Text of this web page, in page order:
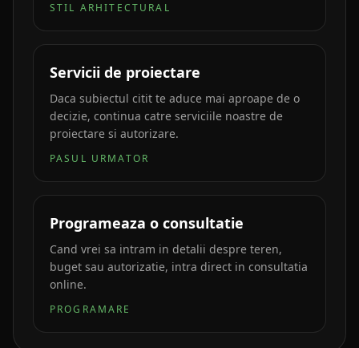
STIL ARHITECTURAL
Servicii de proiectare
Daca subiectul citit te aduce mai aproape de o
decizie, continua catre serviciile noastre de
proiectare si autorizare.
PASUL URMATOR
Programeaza o consultatie
Cand vrei sa intram in detalii despre teren,
buget sau autorizatie, intra direct in consultatia
online.
PROGRAMARE